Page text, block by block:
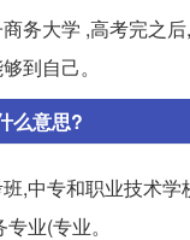
务大学 ,高考完之
到自己。
么意思?
,中专和职业技术
业(专业。